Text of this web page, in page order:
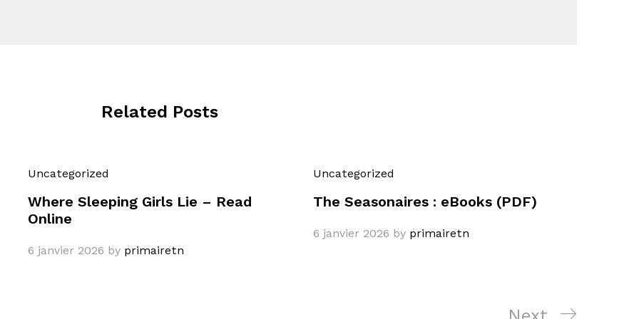
Related Posts
Uncategorized
Where Sleeping Girls Lie – Read
Online
6 janvier 2026 by primairetn
Uncategorized
The Seasonaires : eBooks (PDF)
6 janvier 2026 by primairetn
Next